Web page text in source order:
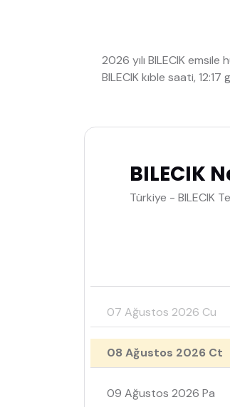
2026 yılı BILECIK
BILECIK kıble saati,
BILECIK
Türkiye - BILECIK
07 Ağustos 2026 Cu
08 Ağustos 2026 Ct
09 Ağustos 2026 Pa